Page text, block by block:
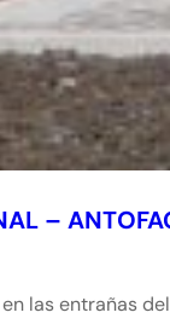
–
las entrañas